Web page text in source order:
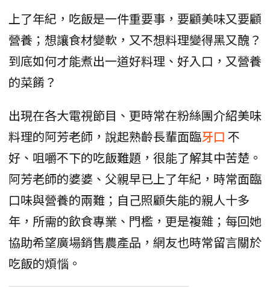
上了年紀，吃飯是一件重要事，要顧美味又要顧
營養；想讓食材變軟，又不想料理變得黑又醜？
到底如何才能煮出一道好料理、好入口，又營養
的菜餚？
出現在各大電視節目、更時常在粉絲團介紹美味
料理的阿芳老師，說起熟齡長輩面臨牙口 不
好、咀嚼不下的吃飯難題，很能了解其中苦楚。
阿芳老師的婆婆、父親早已上了年紀，時常面臨
口味與營養的兩難；自己照顧失能的親人十多
年，所需的飲食專業、門檻，更是複雜；每回她
協助希望廣場銷售農產品，網友也時常留言關於
吃飯的煩惱。